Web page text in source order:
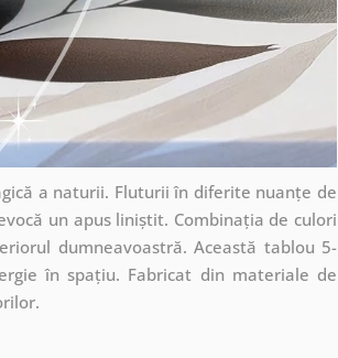
a naturii. Fluturii în diferite nuanțe de
un apus liniștit. Combinația de culori
dumneavoastră. Această tablou 5-
în spațiu. Fabricat din materiale de